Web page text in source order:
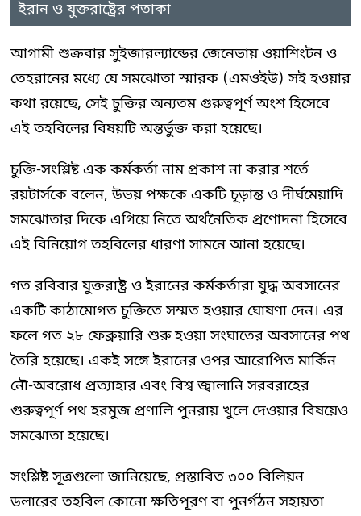
ইরান ও যুক্তরাষ্ট্রের পতাকা
আগামী শুক্রবার সুইজারল্যান্ডের জেনেভায় ওয়াশিংটন ও
তেহরানের মধ্যে যে সমঝোতা স্মারক (এমওইউ) সই হওয়ার
কথা রয়েছে, সেই চুক্তির অন্যতম গুরুত্বপূর্ণ অংশ হিসেবে
এই তহবিলের বিষয়টি অন্তর্ভুক্ত করা হয়েছে।
চুক্তি-সংশ্লিষ্ট এক কর্মকর্তা নাম প্রকাশ না করার শর্তে
রয়টার্সকে বলেন, উভয় পক্ষকে একটি চূড়ান্ত ও দীর্ঘমেয়াদি
সমঝোতার দিকে এগিয়ে নিতে অর্থনৈতিক প্রণোদনা হিসেবে
এই বিনিয়োগ তহবিলের ধারণা সামনে আনা হয়েছে।
গত রবিবার যুক্তরাষ্ট্র ও ইরানের কর্মকর্তারা যুদ্ধ অবসানের
একটি কাঠামোগত চুক্তিতে সম্মত হওয়ার ঘোষণা দেন। এর
ফলে গত ২৮ ফেব্রুয়ারি শুরু হওয়া সংঘাতের অবসানের পথ
তৈরি হয়েছে। একই সঙ্গে ইরানের ওপর আরোপিত মার্কিন
নৌ-অবরোধ প্রত্যাহার এবং বিশ্ব জ্বালানি সরবরাহের
গুরুত্বপূর্ণ পথ হরমুজ প্রণালি পুনরায় খুলে দেওয়ার বিষয়েও
সমঝোতা হয়েছে।
সংশ্লিষ্ট সূত্রগুলো জানিয়েছে, প্রস্তাবিত ৩০০ বিলিয়ন
ডলারের তহবিল কোনো ক্ষতিপূরণ বা পুনর্গঠন সহায়তা